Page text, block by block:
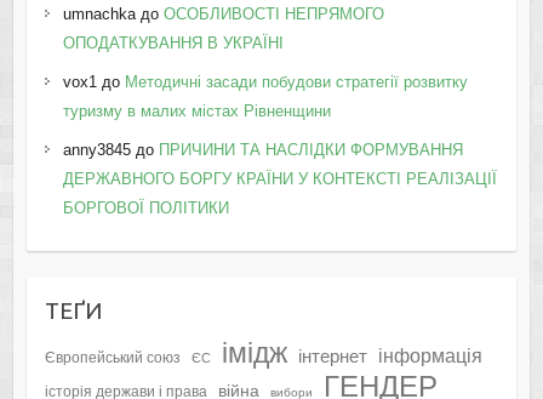
umnachkaдо ОСОБЛИВОСТІ НЕПРЯМОГО
ОПОДАТКУВАННЯ В УКРАЇНІ
vox1до Методичні засади побудови стратегії розвитку
туризму в малих містах Рівненщини
anny3845до ПРИЧИНИ ТА НАСЛІДКИ ФОРМУВАННЯ
ДЕРЖАВНОГО БОРГУ КРАЇНИ У КОНТЕКСТІ РЕАЛІЗАЦІЇ
БОРГОВОЇ ПОЛІТИКИ
ТЕҐИ
Європейський союз ЄС імідж інтернет інформація
історія держави і права війна вибори ГЕНДЕР